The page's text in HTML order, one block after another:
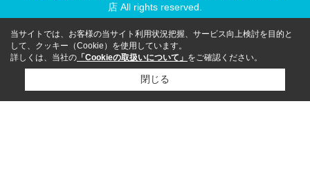
店 All rights reserved.
当サイトでは、お客様の当サイト利用状況把握、サービス向上検討を目的と
して、クッキー（Cookie）を使用しています。
詳しくは、当社の 「Cookieの取扱いについて」 をご確認ください。
閉じる